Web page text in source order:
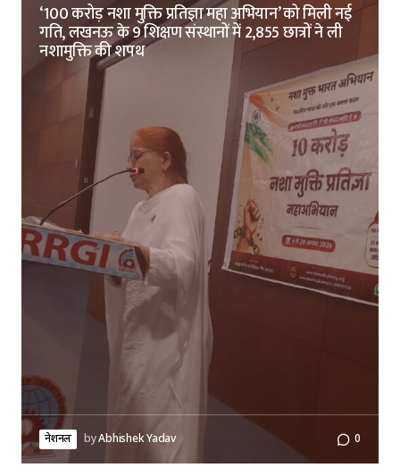
‘100 करोड़ नशा मुक्ति प्रतिज्ञा महा अभियान’ को मिली नई
गति, लखनऊ के 9 शिक्षण संस्थानों में 2,855 छात्रों ने ली
नशामुक्ति की शपथ
नेशनल byAbhishek Yadav 0